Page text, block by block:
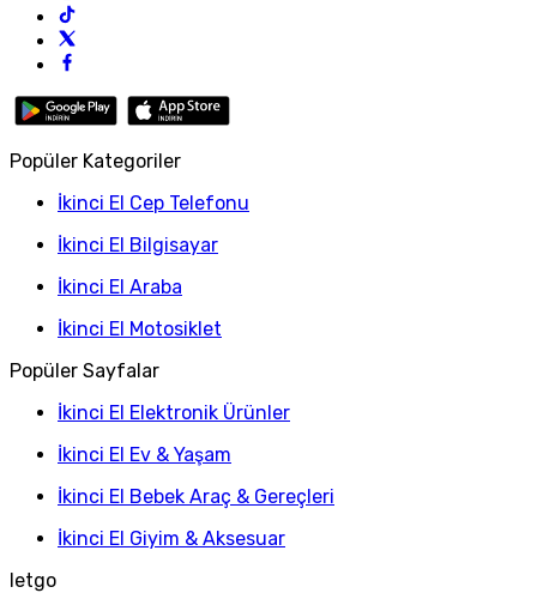
Popüler Kategoriler
İkinci El Cep Telefonu
İkinci El Bilgisayar
İkinci El Araba
İkinci El Motosiklet
Popüler Sayfalar
İkinci El Elektronik Ürünler
İkinci El Ev & Yaşam
İkinci El Bebek Araç & Gereçleri
İkinci El Giyim & Aksesuar
letgo